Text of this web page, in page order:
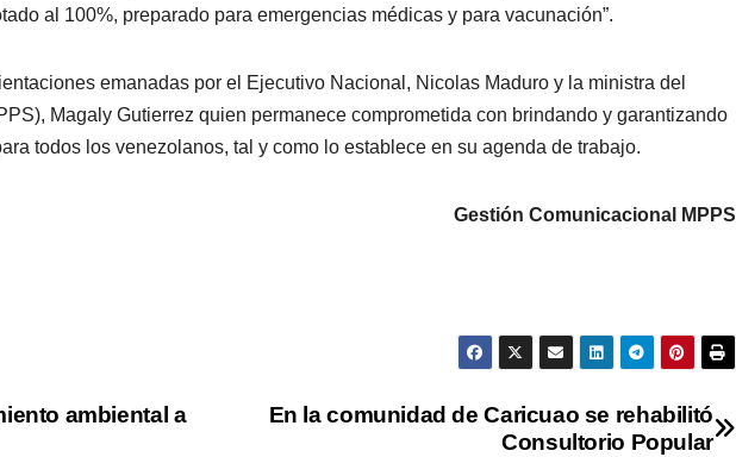
al 100%, preparado para emergencias médicas y para vacunación”.
emanadas por el Ejecutivo Nacional, Nicolas Maduro y la ministra del
Magaly Gutierrez quien permanece comprometida con brindando y garantizando
todos los venezolanos, tal y como lo establece en su agenda de trabajo.
Gestión Comunicacional MPPS
En la comunidad de Caricuao se rehabilitó
Consultorio Popular
ambiental a